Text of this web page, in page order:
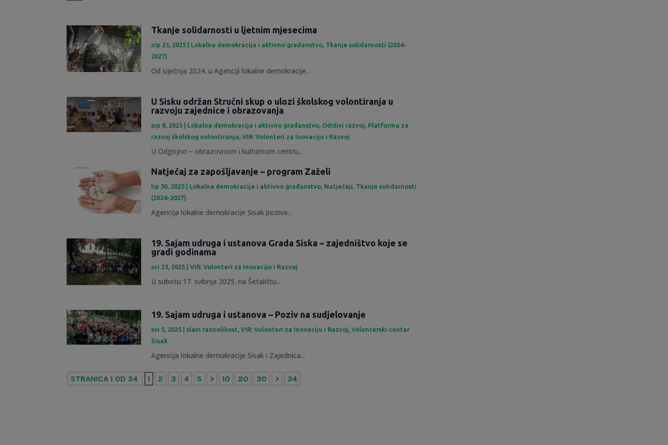
Tkanje solidarnosti u ljetnim mjesecima
srp 21, 2025 Lokalna demokracija i aktivno građanstvo, Tkanje solidarnosti (2024-
2027)
Od siječnja 2024. u Agenciji lokalne demokracije...
U Sisku održan Stručni skup o ulozi školskog volontiranja u
razvoju zajednice i obrazovanja
srp 8, 2025 Lokalna demokracija i aktivno građanstvo, Održivi razvoj, Platforma za
razvoj školskog volontiranja,VIR: Volonteri za Inovaciju i Razvoj
U Odgojno – obrazovnom i kulturnom centru...
Natječaj za zapošljavanje – program Zaželi
lip 30, 2025 Lokalna demokracija i aktivno građanstvo, Natječaji, Tkanje solidarnosti
(2024-2027)
Agencija lokalne demokracije Sisak poziva...
19. Sajam udruga i ustanova Grada Siska – zajedništvo koje se
gradi godinama
svi 23, 2025 |VIR: Volonteri za Inovaciju i Razvoj
U subotu 17. svibnja 2025. na Šetalištu...
19. Sajam udruga i ustanova – Poziv na sudjelovanje
svi 5, 2025 |slavi raznolikost ,VIR: Volonteri za Inovaciju i Razvoj ,Volonterski centar
Sisak
Agencija lokalne demokracije Sisak i Zajednica...
STRANICA 1 OD 34 1 2 3 4 5 > 10 20 30 > 34